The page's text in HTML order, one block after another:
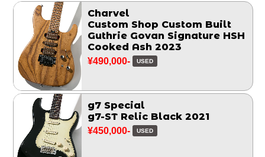
Charvel
Custom Shop Custom Built
Guthrie Govan Signature HSH
Cooked Ash 2023
¥490,000- USED
g7 Special
g7-ST Relic Black 2021
¥450,000- USED